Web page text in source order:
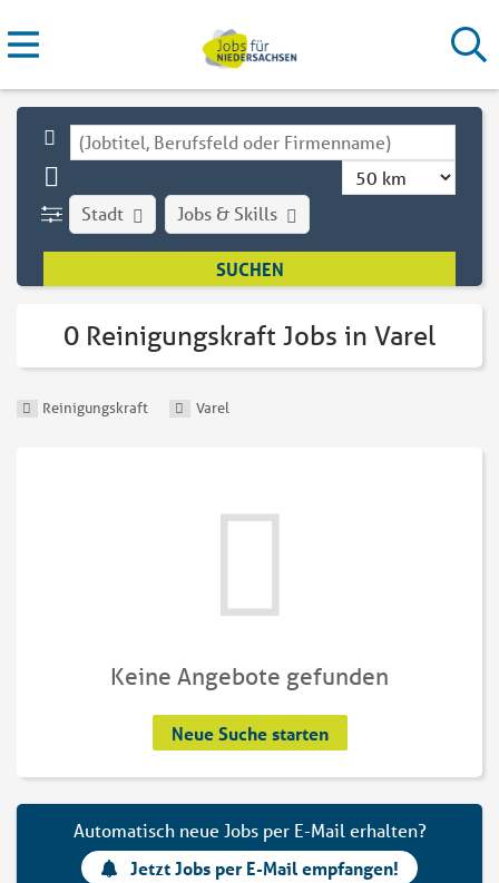
Stadt Jobs & Skills
0 Reinigungskraft Jobs in Varel
Reinigungskraft Varel
Keine Angebote gefunden
Neue Suche starten
Automatisch neue Jobs per E-Mail erhalten?
Jetzt Jobs per E-Mail empfangen!